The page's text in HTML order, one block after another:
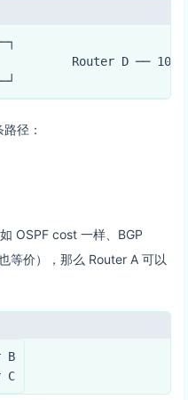
Router D ──
径：
OSPF cost 一样、BGP
等价），那么 Router A 可以
B
C